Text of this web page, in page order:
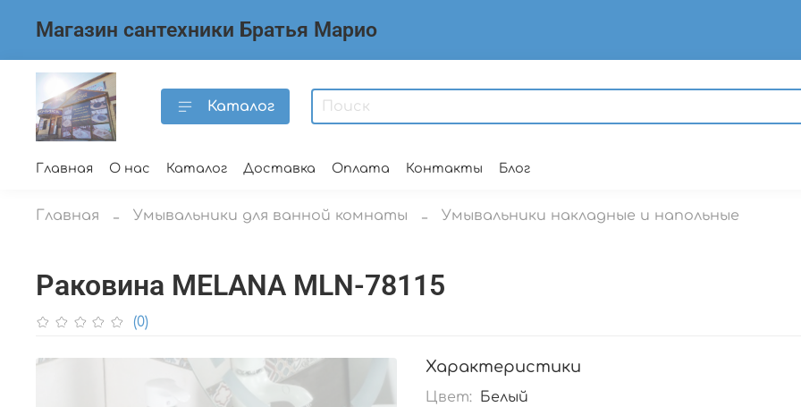
Магазин сантехники Братья Марио
Каталог
Главная О нас Каталог Доставка Оплата Контакты Блог
Главная Умывальники для ванной комнаты Умывальники накладные и напольные
Раковина MELANA MLN-78115
(0)
Характеристики
Цвет:
Белый